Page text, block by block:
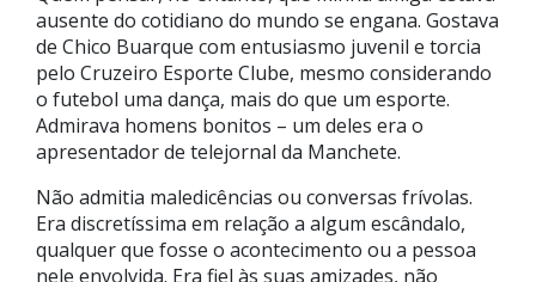
ausente do cotidiano do mundo se engana. Gostava
de Chico Buarque com entusiasmo juvenil e torcia
pelo Cruzeiro Esporte Clube, mesmo considerando
o futebol uma dança, mais do que um esporte.
Admirava homens bonitos – um deles era o
apresentador de telejornal da Manchete.
Não admitia maledicências ou conversas frívolas.
Era discretíssima em relação a algum escândalo,
qualquer que fosse o acontecimento ou a pessoa
nele envolvida. Era fiel às suas amizades, não